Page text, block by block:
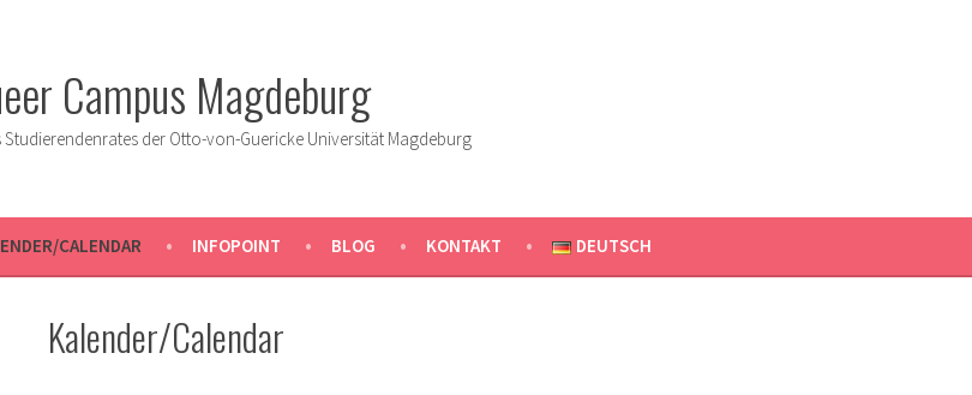
Campus Magdeburg
Studierendenrates der Otto-von-Guericke Universität Magdeburg
CALENDAR INFOPOINT BLOG KONTAKT DEUTSCH
Kalender/Calendar